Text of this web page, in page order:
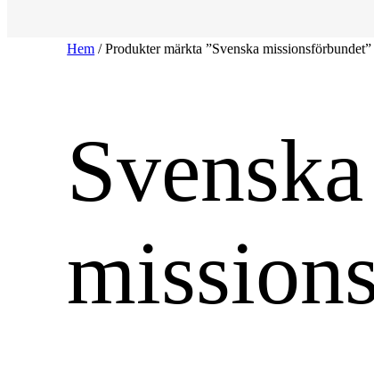
Hem / Produkter märkta ”Svenska missionsförbundet”
Svenska